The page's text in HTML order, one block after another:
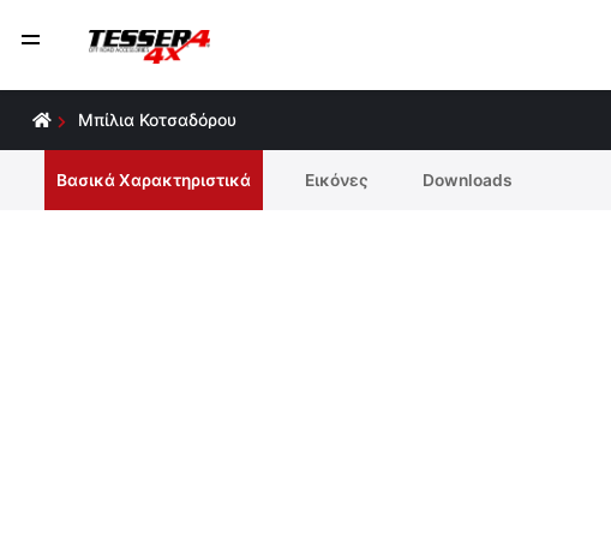
Μπίλια Κοτσαδόρου
Βασικά Χαρακτηριστικά Εικόνες Downloads